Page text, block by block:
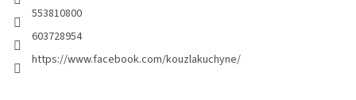
553810800
603728954
https://www.facebook.com/kouzlakuchyne/